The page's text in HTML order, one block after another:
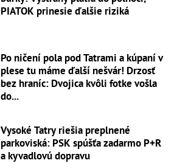
PIATOK prinesie ďalšie riziká
Po ničení pola pod Tatrami a kúpaní v
plese tu máme ďalší nešvár! Drzosť
bez hraníc: Dvojica kvôli fotke vošla
do...
Vysoké Tatry riešia preplnené
parkoviská: PSK spúšťa zadarmo P+R
a kyvadlovú dopravu